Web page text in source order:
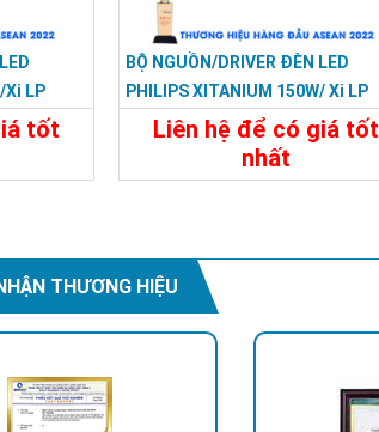
Xi LP
tốt
BỘ NGUỒN/DRIVER ĐÈN LED
PHILIPS XITANIUM 150W/ Xi LP
150W 0.3–1.05A S1 WL I175
Liên hệ để có giá tốt
nhất
THƯƠNG HIỆU